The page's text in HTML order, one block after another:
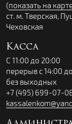
(показать на
ст. м. Тверская,
Чеховская
Касса
С 11:00 до 20:00
перерыв с 14:00
без выходных
+7 (495) 699-07-